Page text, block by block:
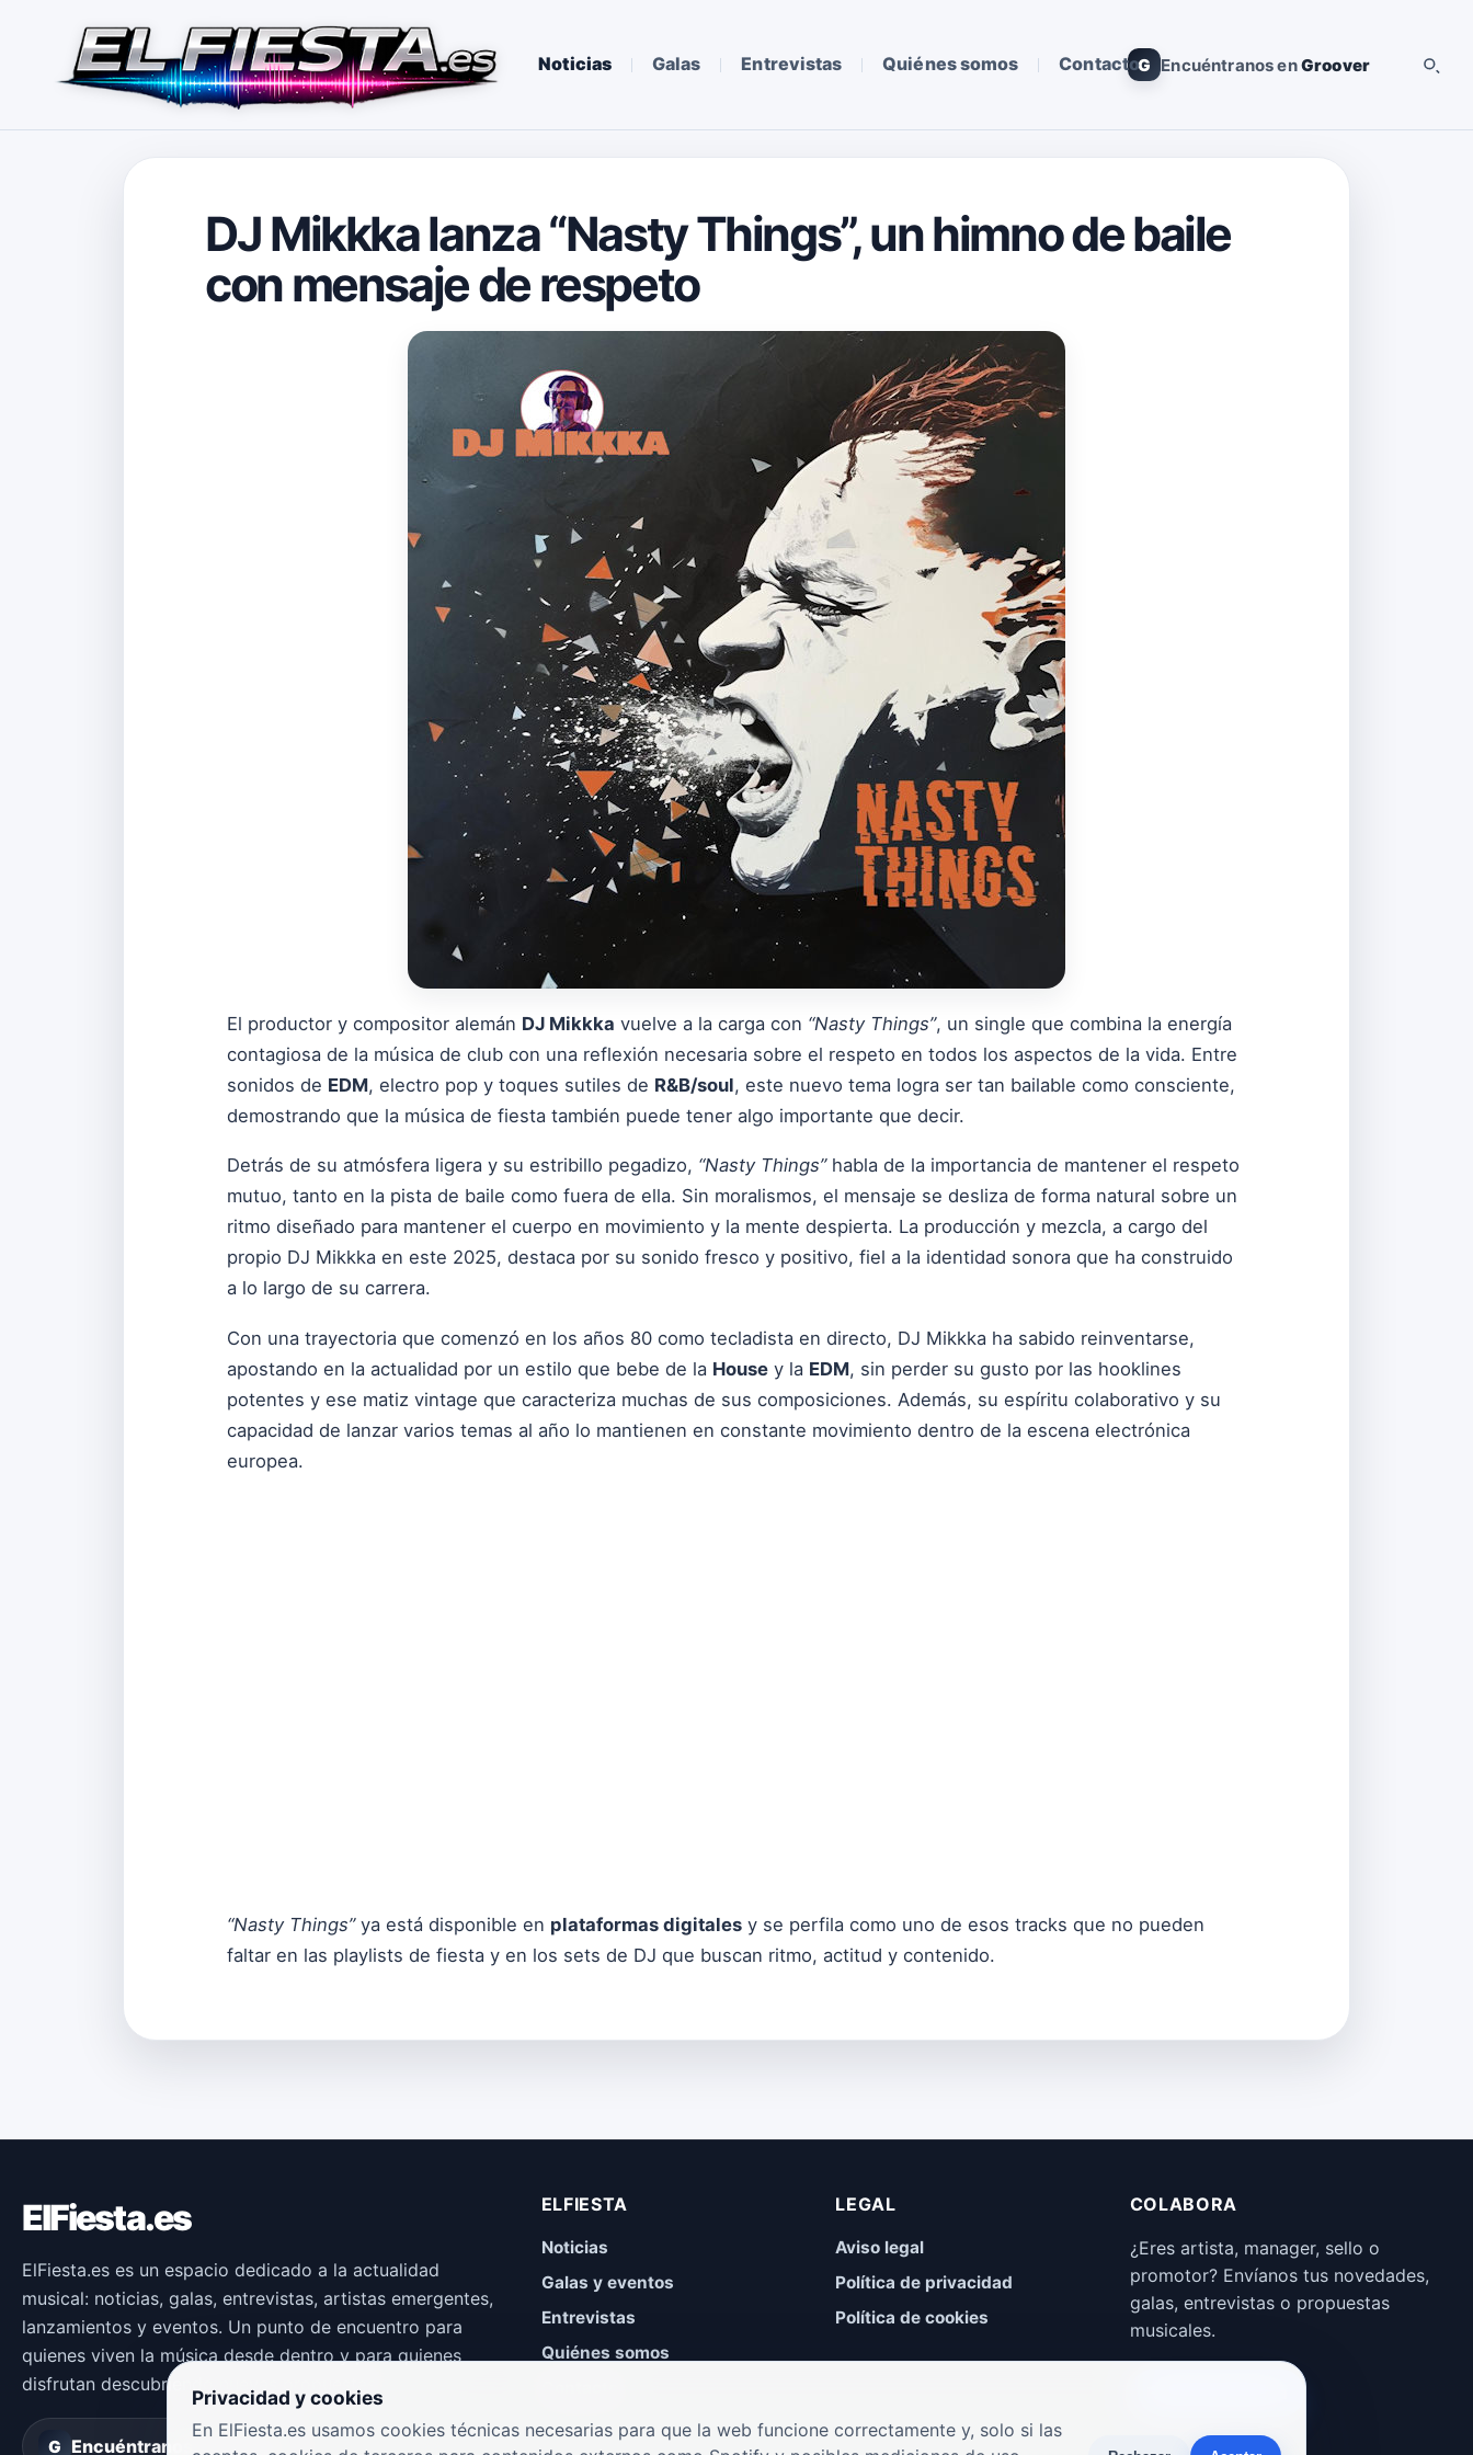
Noticias Galas Entrevistas Quiénes somos ContactoG Encuéntranos enGroover
DJ Mikkka lanza “Nasty Things”, un himno de baile
con mensaje de respeto
El productor y compositor alemán DJ Mikkka vuelve a la carga con “Nasty Things”, un single que combina la energía
contagiosa de la música de club con una reflexión necesaria sobre el respeto en todos los aspectos de la vida. Entre
sonidos de EDM, electro pop y toques sutiles de R&B/soul, este nuevo tema logra ser tan bailable como consciente,
demostrando que la música de fiesta también puede tener algo importante que decir.
Detrás de su atmósfera ligera y su estribillo pegadizo, “Nasty Things”habla de la importancia de mantener el respeto
mutuo, tanto en la pista de baile como fuera de ella. Sin moralismos, el mensaje se desliza de forma natural sobre un
ritmo diseñado para mantener el cuerpo en movimiento y la mente despierta. La producción y mezcla, a cargo del
propio DJ Mikkka en este 2025, destaca por su sonido fresco y positivo, fiel a la identidad sonora que ha construido
a lo largo de su carrera.
Con una trayectoria que comenzó en los años 80 como tecladista en directo, DJ Mikkka ha sabido reinventarse,
apostando en la actualidad por un estilo que bebe de la House y la EDM, sin perder su gusto por las hooklines
potentes y ese matiz vintage que caracteriza muchas de sus composiciones. Además, su espíritu colaborativo y su
capacidad de lanzar varios temas al año lo mantienen en constante movimiento dentro de la escena electrónica
europea.
“Nasty Things”ya está disponible en plataformas digitales y se perfila como uno de esos tracks que no pueden
faltar en las playlists de fiesta y en los sets de DJ que buscan ritmo, actitud y contenido.
ElFiesta.es
ElFiesta.es es un espacio dedicado a la actualidad
musical: noticias, galas, entrevistas, artistas emergentes,
lanzamientos y eventos. Un punto de encuentro para
quienes viven la música desde dentro y para quienes
disfrutan descubriendo nuevas propuestas.
G Encuéntranos en Groover
ELFIESTA
Noticias
Galas y eventos
Entrevistas
Quiénes somos
LEGAL
Aviso legal
Política de privacidad
Política de cookies
COLABORA
¿Eres artista, manager, sello o
promotor? Envíanos tus novedades,
galas, entrevistas o propuestas
musicales.
Privacidad y cookies
En ElFiesta.es usamos cookies técnicas necesarias para que la web funcione correctamente y, solo si las